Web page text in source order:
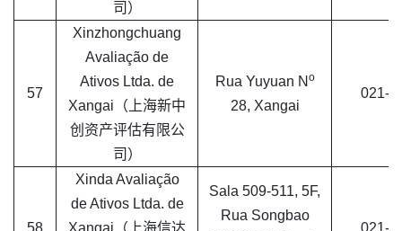
司）
57
Xinzhongchuang
Avaliação de
Ativos Ltda. de
Xangai（上海新中
创资产评估有限公
司）
Rua Yuyuan N o
28, Xangai
021-
Xinda Avaliação
de Ativos Ltda. de
Sala 509-511, 5F,
Rua Songbao